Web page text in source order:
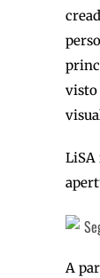
visto
LiSA
A